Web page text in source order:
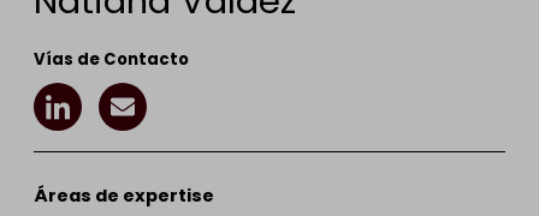
Vías de Contacto
I
c
-
E
n
l
Áreas de expertise